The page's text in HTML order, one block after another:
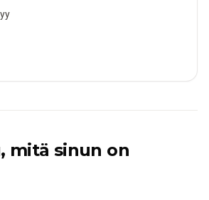
mitä sinun on